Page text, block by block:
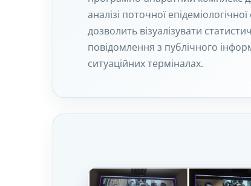
аналізі поточної
дозволить візуалізувати
повідомлення з публічного
ситуаційних терміналах.